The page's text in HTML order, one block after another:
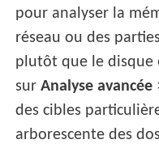
pour analyser la
réseau ou des
plutôt que le disque
surAnalyse avancée
des cibles
arborescente des